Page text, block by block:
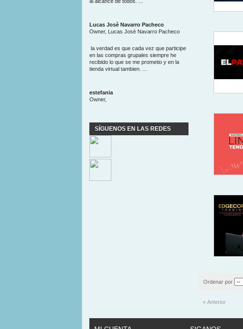
Lucas Josè Navarro Pacheco
Owner, Lucas Josè Navarro Pacheco
la verdad es que cada vez que participe
en las compras grupales siempre he
recibido lo que se me prometio y en la
tienda virtual tambien. ...
estefania
Owner,
SÍGUENOS EN LAS REDES
Ordenar por
« Anterior